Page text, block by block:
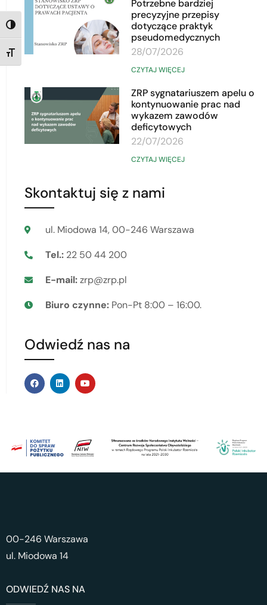
TOGGLE HIGH CONTRAST
TOGGLE FONT SIZE
Potrzebne bardziej
precyzyjne przepisy
dotyczące praktyk
pseudomedycznych
28/07/2026
CZYTAJ WIĘCEJ
ZRP sygnatariuszem apelu o
kontynuowanie prac nad
wykazem zawodów
deficytowych
22/07/2026
CZYTAJ WIĘCEJ
Skontaktuj się z nami
ul. Miodowa 14, 00-246 Warszawa
Tel.:22 50 44 200
E-mail:zrp@zrp.pl
Biuro czynne:Pon-Pt 8:00 – 16:00.
Odwiedź nas na
00-246 Warszawa
ul. Miodowa 14
ODWIEDŹ NAS NA